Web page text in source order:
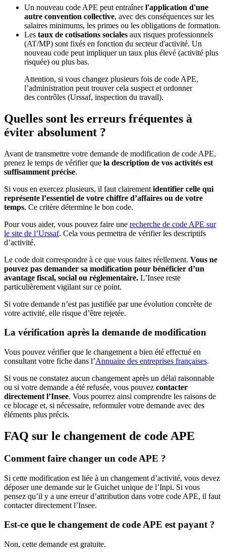
Un nouveau code APE peut entraînerl'application d'une
autre convention collective, avec des conséquences sur les
salaires minimums, les primes ou les obligations de formation.
Les taux de cotisations sociales aux risques professionnels
(AT/MP) sont fixés en fonction du secteur d'activité. Un
nouveau code peut impliquer un taux plus élevé (activité plus
risquée) ou plus bas.
Attention, si vous changez plusieurs fois de code APE,
l’administration peut trouver cela suspect et ordonner
des contrôles (Urssaf, inspection du travail).
Quelles sont les erreurs fréquentes à
éviter absolument ?
Avant de transmettre votre demande de modification de code APE,
prenez le temps de vérifier que la description de vos activités est
suffisamment précise.
Si vous en exercez plusieurs, il faut clairement identifier celle qui
représente l’essentiel de votre chiffre d’affaires ou de votre
temps. Ce critère détermine le bon code.
Pour vous aider, vous pouvez faire une recherche de code APE sur
le site de l’Urssaf. Cela vous permettra de vérifier les descriptifs
d’activité.
Le code doit correspondre à ce que vous faites réellement. Vous ne
pouvez pas demander sa modification pour bénéficier d’un
avantage fiscal, social ou réglementaire. L’Insee reste
particulièrement vigilant sur ce point.
Si votre demande n’est pas justifiée par une évolution concrète de
votre activité, elle risque d’être rejetée.
La vérification après la demande de modification
Vous pouvez vérifier que le changement a bien été effectué en
consultant votre fiche dans l’Annuaire des entreprises françaises.
Si vous ne constatez aucun changement après un délai raisonnable
ou si votre demande a été refusée, vous pouvez contacter
directement l’Insee. Vous pourrez ainsi comprendre les raisons de
ce blocage et, si nécessaire, reformuler votre demande avec des
éléments plus précis.
FAQ sur le changement de code APE
Comment faire changer un code APE ?
Si cette modification est liée à un changement d’activité, vous devez
déposer une demande sur le Guichet unique de l’Inpi. Si vous
pensez qu’il y a une erreur d’attribution dans votre code APE, il faut
contacter directement l’Insee.
Est-ce que le changement de code APE est payant ?
Non, cette demande est gratuite.